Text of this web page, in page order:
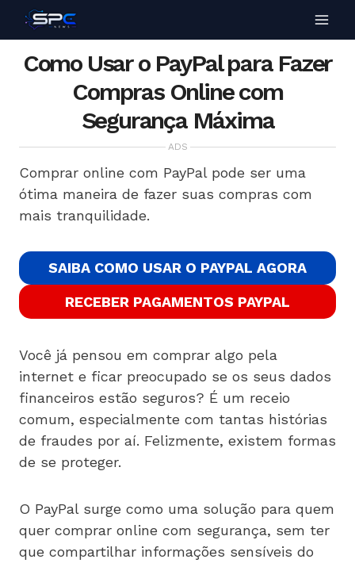
Como Usar o PayPal para Fazer
Compras Online com
Segurança Máxima
ADS
Comprar online com PayPal pode ser uma
ótima maneira de fazer suas compras com
mais tranquilidade.
SAIBA COMO USAR O PAYPAL AGORA
RECEBER PAGAMENTOS PAYPAL
Você já pensou em comprar algo pela
internet e ficar preocupado se os seus dados
financeiros estão seguros? É um receio
comum, especialmente com tantas histórias
de fraudes por aí. Felizmente, existem formas
de se proteger.
O PayPal surge como uma solução para quem
quer comprar online com segurança, sem ter
que compartilhar informações sensíveis do